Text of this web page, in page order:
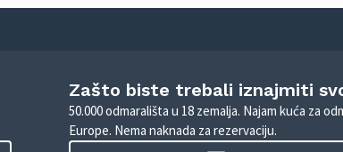
Zašto biste trebali iznajmiti
50.000 odmarališta u 18 zemalja. Najam kuća za
Europe. Nema naknada za rezervaciju.